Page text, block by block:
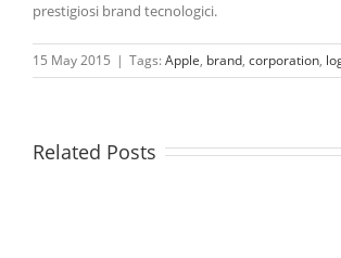
prestigiosi brand tecnologici.
15 May 2015 | Tags:Apple, brand, corporation,
Related Posts